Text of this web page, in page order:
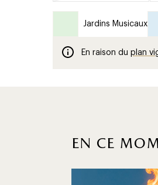
Jardins Musicaux
En raison du plan
en ce
1